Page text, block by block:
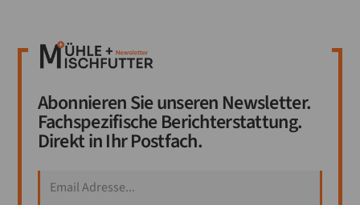
Abonnieren Sie unseren Newsletter.
Fachspezifische Berichterstattung.
Direkt in Ihr Postfach.